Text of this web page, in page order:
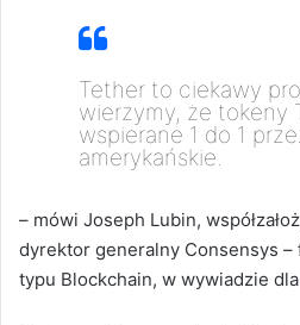
Tether to ciekawy
wierzymy, że tokeny
wspierane 1 do 1
amerykańskie.
– mówi Joseph Lubin,
dyrektor generalny Consensys
typu Blockchain, w wywiadzie